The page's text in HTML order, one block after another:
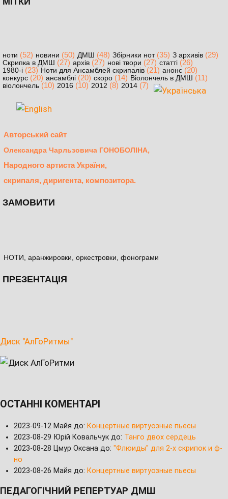
ноти (52) новини (50) ДМШ (48) Збірники нот(35) З архивів (29)
Скрипка в ДМШ (27) архів (27) нові твори (27) статті (26)
1980-і (23) Ноти для Ансамблей скрипалів (21) анонс (20)
конкурс (20) ансамблі (20) скоро (14) Віолончель в ДМШ (11)
віолончель (10) 2016 (10) 2012 (8) 2014 (7)
Авторський сайт
Олександра Чарльзовича ГОНОБОЛІНА,
Народного артиста України,
скрипаля, диригента, композитора.
ЗАМОВИТИ
НОТИ, аранжировки, оркестровки, фонограми
ПРЕЗЕНТАЦІЯ
Диск "АлГоРитмы"
ОСТАННІ КОМЕНТАРІ
2023-09-12 Майя до: Концертные виртуозные пьесы
2023-08-29 Юрій Ковальчук до: Танго двох сердець
2023-08-28 Цмур Оксана до: "Флюиды" для 2-х скрипок и ф-
но
2023-08-26 Майя до: Концертные виртуозные пьесы
ПЕДАГОГІЧНИЙ РЕПЕРТУАР ДМШ